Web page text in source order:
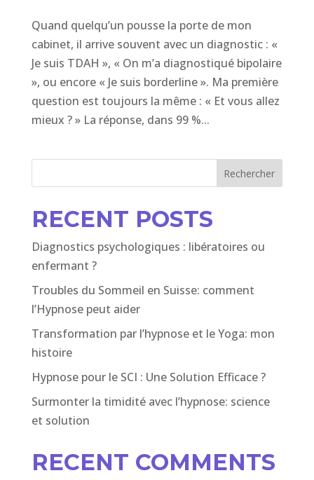
Quand quelqu’un pousse la porte de mon
cabinet, il arrive souvent avec un diagnostic : «
Je suis TDAH », « On m’a diagnostiqué bipolaire
», ou encore « Je suis borderline ». Ma première
question est toujours la même : « Et vous allez
mieux ? » La réponse, dans 99 %...
Rechercher
RECENT POSTS
Diagnostics psychologiques : libératoires ou
enfermant ?
Troubles du Sommeil en Suisse: comment
l’Hypnose peut aider
Transformation par l’hypnose et le Yoga: mon
histoire
Hypnose pour le SCI : Une Solution Efficace ?
Surmonter la timidité avec l’hypnose: science
et solution
RECENT COMMENTS